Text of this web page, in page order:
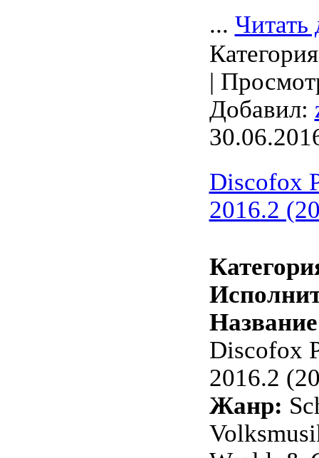
... Читать
|
Добавил:
Discofox
2016.2
Discofox
2016.2
Жанр: